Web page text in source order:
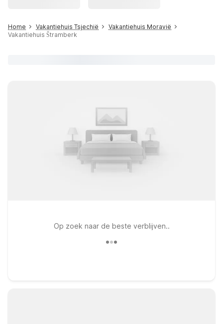
Home Vakantiehuis Tsjechië
Vakantiehuis Moravië
Vakantiehuis Štramberk
Op zoek naar de beste verblijven..